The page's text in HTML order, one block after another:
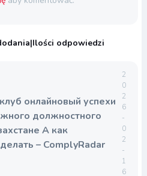
|Ilości odpowiedzi
онлайновый успехи
должностного
А как
– ComplyRadar
2
0
2
6
-
0
2
-
1
6